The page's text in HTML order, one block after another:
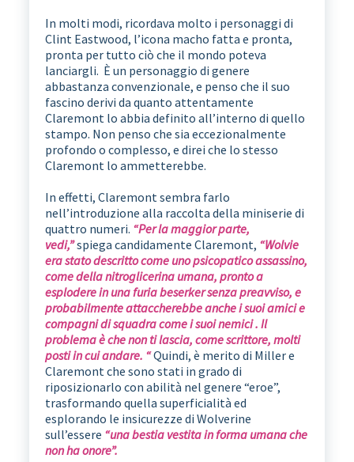
In molti modi, ricordava molto i personaggi di
Clint Eastwood, l’icona macho fatta e pronta,
pronta per tutto ciò che il mondo poteva
lanciargli. È un personaggio di genere
abbastanza convenzionale, e penso che il suo
fascino derivi da quanto attentamente
Claremont lo abbia definito all’interno di quello
stampo. Non penso che sia eccezionalmente
profondo o complesso, e direi che lo stesso
Claremont lo ammetterebbe.
In effetti, Claremont sembra farlo
nell’introduzione alla raccolta della miniserie di
quattro numeri. “Per la maggior parte,
vedi,”spiega candidamente Claremont, “Wolvie
era stato descritto come uno psicopatico assassino,
come della nitroglicerina umana, pronto a
esplodere in una furia beserker senza preavviso, e
probabilmente attaccherebbe anche i suoi amici e
compagni di squadra come i suoi nemici . Il
problema è che non ti lascia, come scrittore, molti
posti in cui andare. “Quindi, è merito di Miller e
Claremont che sono stati in grado di
riposizionarlo con abilità nel genere “eroe”,
trasformando quella superficialità ed
esplorando le insicurezze di Wolverine
sull’essere “una bestia vestita in forma umana che
non ha onore”.